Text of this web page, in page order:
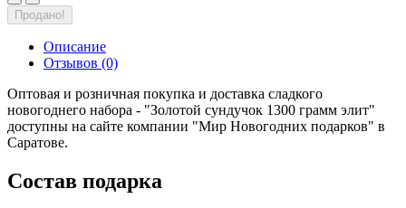
Продано!
Описание
Отзывов (0)
Оптовая и розничная покупка и доставка сладкого
новогоднего набора - "Золотой сундучок 1300 грамм элит"
доступны на сайте компании "Мир Новогодних подарков" в
Саратове.
Состав подарка